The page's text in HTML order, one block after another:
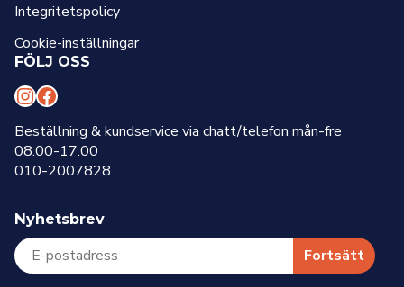
Integritetspolicy
Cookie-inställningar
FÖLJ OSS
I
n
s
t
a
g
r
F
a
c
e
b
o
o
Beställning & kundservice via chatt/telefon mån-fre
08.00-17.00
010-2007828
Nyhetsbrev
Fortsätt